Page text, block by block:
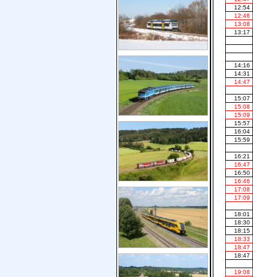
12:54
12:46
13:08
13:17
14:16
14:31
14:47
15:07
15:08
15:09
15:57
16:04
15:59
16:21
16:47
16:50
16:46
17:08
17:09
18:01
18:30
18:15
18:33
18:47
18:47
19:08